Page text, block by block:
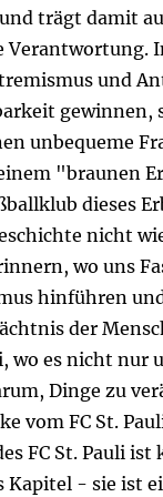
trägt damit
Verantwortung.
und
gewinnen,
unbequeme
"braunen
dieses
nicht
wo uns
hinführen
der
wo es nicht nur
Dinge zu
vom FC St.
FC St. Pauli ist
Kapitel - sie ist